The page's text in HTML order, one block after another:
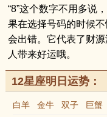
“8”这个数字不用多说
果在选择号码的时候
会出错。它代表了财
人带来好运哦。
12星座明日运势：
白羊 金牛 双子 巨蟹